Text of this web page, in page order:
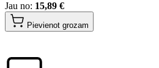
Jau no: 15,89 €
Pievienot grozam